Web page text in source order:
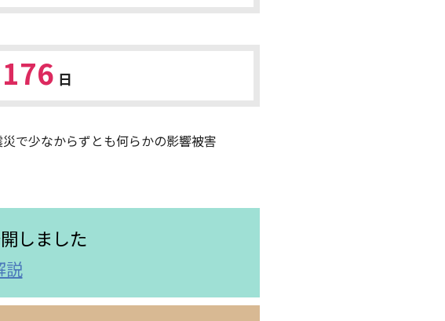
176 日
で少なからずとも何らかの影響被害
しました
説